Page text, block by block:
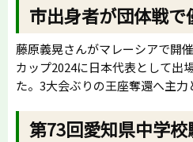
市出身者が団体戦で
藤原義晃さんがマレーシアで開
カップ2024に日本代表として出
た。3大会ぶりの王座奪還へ主力
第73回愛知県中学